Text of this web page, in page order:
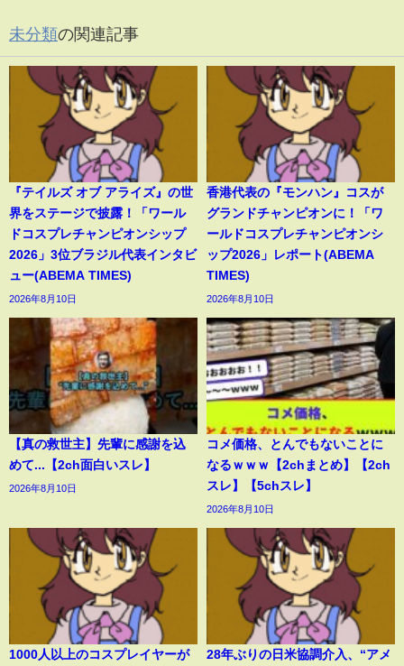
未分類の関連記事
『テイルズ オブ アライズ』の世
界をステージで披露！「ワール
ドコスプレチャンピオンシップ
2026」3位ブラジル代表インタビ
ュー(ABEMA TIMES)
2026年8月10日
香港代表の『モンハン』コスが
グランドチャンピオンに！「ワ
ールドコスプレチャンピオンシ
ップ2026」レポート(ABEMA
TIMES)
2026年8月10日
【真の救世主】先輩に感謝を込
めて...【2ch面白いスレ】
2026年8月10日
コメ価格、とんでもないことに
なるｗｗｗ【2chまとめ】【2ch
スレ】【5chスレ】
2026年8月10日
1000人以上のコスプレイヤーが 28年ぶりの日米協調介入、“アメ